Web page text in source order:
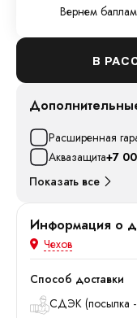
Вернем
В
Расширенная
Аквазащита+7
Показать все
Информация о
Чехов
Способ доставки
СДЭК (посылка -